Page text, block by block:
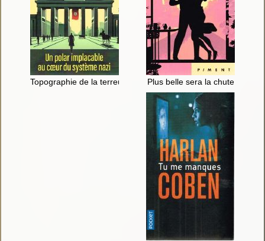
Topographie de la terreur Plus belle sera la chute